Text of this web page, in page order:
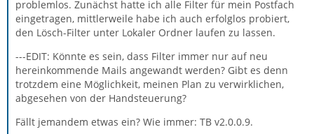
problemlos. Zunächst hatte ich alle Filter für mein Postfach
eingetragen, mittlerweile habe ich auch erfolglos probiert,
den Lösch-Filter unter Lokaler Ordner laufen zu lassen.
---EDIT: Könnte es sein, dass Filter immer nur auf neu
hereinkommende Mails angewandt werden? Gibt es denn
trotzdem eine Möglichkeit, meinen Plan zu verwirklichen,
abgesehen von der Handsteuerung?
Fällt jemandem etwas ein? Wie immer: TB v2.0.0.9.